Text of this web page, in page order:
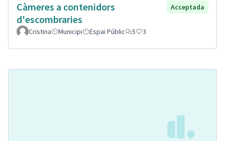
Càmeres a contenidors
d'escombraries
Acceptada
Cristina Municipi Espai Públic 5 3